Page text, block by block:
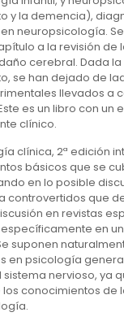
y la demencia),
neuropsicología.
a la revisión de
cerebral. Dada
se han dejado de
llevados a
es un libro con un
clínico.
clínica, 2ª edición
básicos que se
en lo posible
controvertidos que
en revistas
en
suponen
en psicología
nervioso, ya
conocimientos de